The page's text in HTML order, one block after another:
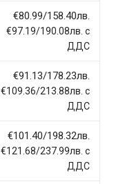
€80.99/158.40лв.
€97.19/190.08лв. с
ДДС
€91.13/178.23лв.
€109.36/213.88лв. с
ДДС
€101.40/198.32лв.
€121.68/237.99лв. с
ДДС